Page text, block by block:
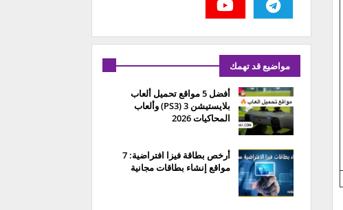
مواضيع قد تهمك
أفضل 5 مواقع تحميل ألعاب
بلايستيشن 3 (PS3) وألعاب
المحاكيات 2026
أرخص بطاقة فيزا افتراضية: 7
مواقع إنشاء بطاقات مجانية